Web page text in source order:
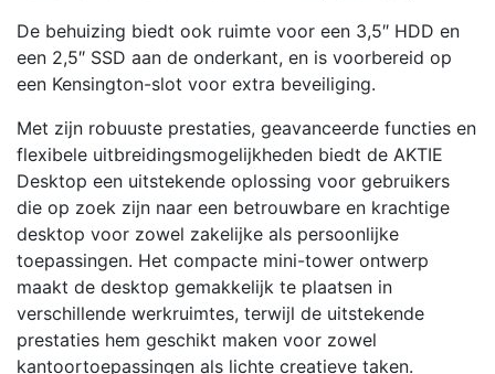
De behuizing biedt ook ruimte voor een 3,5″ HDD en
een 2,5″ SSD aan de onderkant, en is voorbereid op
een Kensington-slot voor extra beveiliging.
Met zijn robuuste prestaties, geavanceerde functies en
flexibele uitbreidingsmogelijkheden biedt de AKTIE
Desktop een uitstekende oplossing voor gebruikers
die op zoek zijn naar een betrouwbare en krachtige
desktop voor zowel zakelijke als persoonlijke
toepassingen. Het compacte mini-tower ontwerp
maakt de desktop gemakkelijk te plaatsen in
verschillende werkruimtes, terwijl de uitstekende
prestaties hem geschikt maken voor zowel
kantoortoepassingen als lichte creatieve taken.